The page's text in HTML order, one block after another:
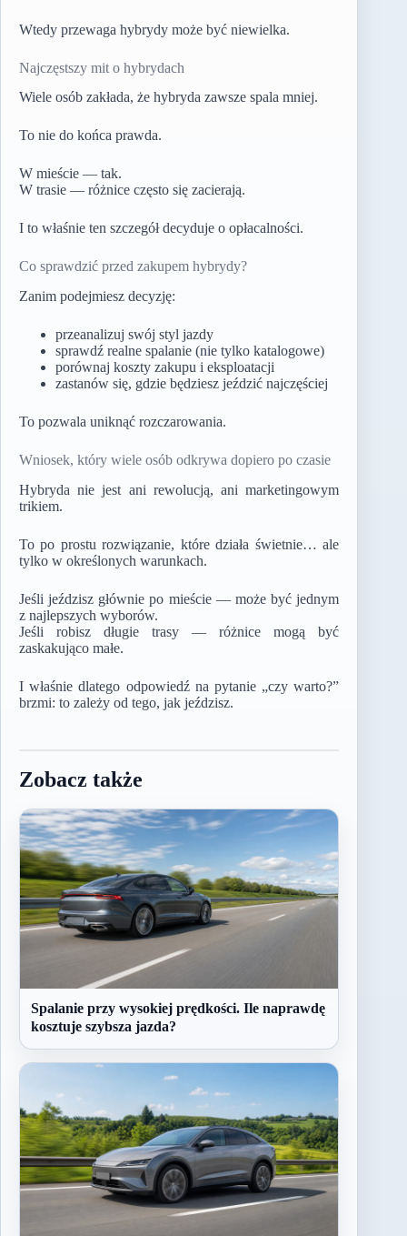
Wtedy przewaga hybrydy może być niewielka.
Najczęstszy mit o hybrydach
Wiele osób zakłada, że hybryda zawsze spala mniej.
To nie do końca prawda.
W mieście — tak.
W trasie — różnice często się zacierają.
I to właśnie ten szczegół decyduje o opłacalności.
Co sprawdzić przed zakupem hybrydy?
Zanim podejmiesz decyzję:
przeanalizuj swój styl jazdy
sprawdź realne spalanie (nie tylko katalogowe)
porównaj koszty zakupu i eksploatacji
zastanów się, gdzie będziesz jeździć najczęściej
To pozwala uniknąć rozczarowania.
Wniosek, który wiele osób odkrywa dopiero po czasie
Hybryda nie jest ani rewolucją, ani marketingowym
trikiem.
To po prostu rozwiązanie, które działa świetnie… ale
tylko w określonych warunkach.
Jeśli jeździsz głównie po mieście — może być jednym
z najlepszych wyborów.
Jeśli robisz długie trasy — różnice mogą być
zaskakująco małe.
I właśnie dlatego odpowiedź na pytanie „czy warto?”
brzmi: to zależy od tego, jak jeździsz.
Zobacz także
Spalanie przy wysokiej prędkości. Ile naprawdę
kosztuje szybsza jazda?